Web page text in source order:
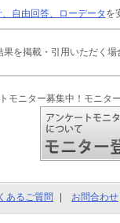
自由回答、ローデータ を
果を掲載・引用いただく場
モニター募集中！モニタ
あるご質問 お問合わせ